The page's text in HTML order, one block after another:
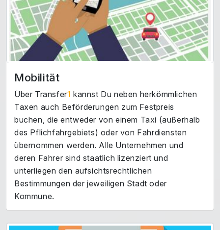
Mobilität
Über Transfer1 kannst Du neben herkömmlichen
Taxen auch Beförderungen zum Festpreis
buchen, die entweder von einem Taxi (außerhalb
des Pflichfahrgebiets) oder von Fahrdiensten
übernommen werden. Alle Unternehmen und
deren Fahrer sind staatlich lizenziert und
unterliegen den aufsichtsrechtlichen
Bestimmungen der jeweiligen Stadt oder
Kommune.